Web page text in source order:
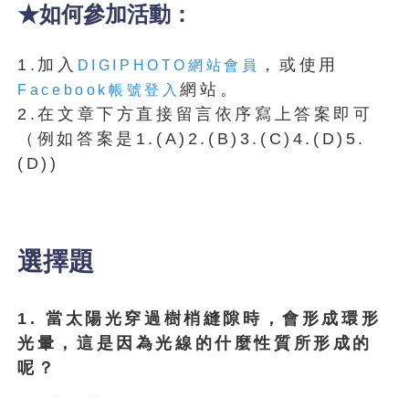
★如何參加活動：
1.加入 DIGIPHOTO網站會員 ，或使用
Facebook帳號登入網站。
2.在文章下方直接留言依序寫上答案即可
（例如答案是1.(A)2.(B)3.(C)4.(D)5.
(D))
選擇題
1. 當太陽光穿過樹梢縫隙時，會形成環形
光暈，這是因為光線的什麼性質所形成的
呢？